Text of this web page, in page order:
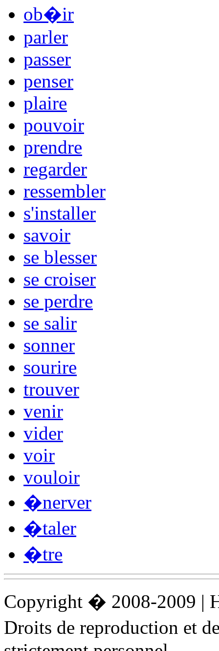
ob�ir
parler
passer
penser
plaire
pouvoir
prendre
regarder
ressembler
s'installer
savoir
se blesser
se croiser
se perdre
se salir
sonner
sourire
trouver
venir
vider
voir
vouloir
�nerver
�taler
�tre
Copyright � 2008-2009 |
Droits de reproduction et